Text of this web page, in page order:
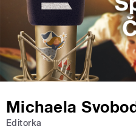
Michaela
Editorka